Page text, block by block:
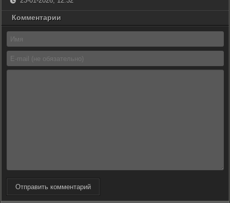
Комментарии
Отправить комментарий